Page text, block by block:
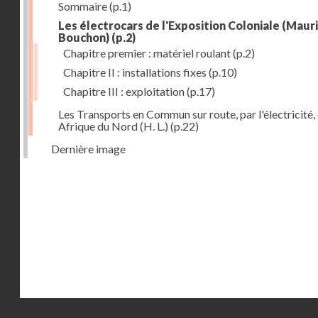
Sommaire(p.1)
Les électrocars de l'Exposition Coloniale
Bouchon) (p.2)
Chapitre premier : matériel roulant(p.2)
Chapitre II : installations fixes (p.10)
Chapitre III : exploitation(p.17)
Les Transports en Commun sur route, par l'électricité,
Afrique du Nord (H. L.) (p.22)
Dernière image